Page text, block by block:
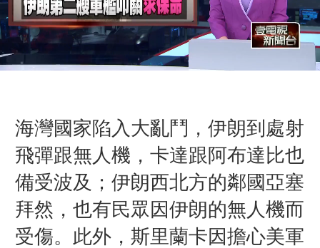
海灣國家陷入大亂鬥，伊朗到處射
飛彈跟無人機，卡達跟阿布達比也
備受波及；伊朗西北方的鄰國亞塞
拜然，也有民眾因伊朗的無人機而
受傷。此外，斯里蘭卡因擔心美軍